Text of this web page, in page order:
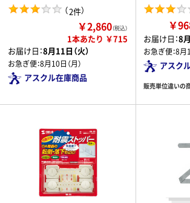
（2件）
￥2,860（税込）
1本あたり ￥715
お届け日：8月11日（火）
お急ぎ便：8月10日（月）
アスクル在庫商品
￥
お届け日：8
お急ぎ便：8月
アスク
販売単位違いの